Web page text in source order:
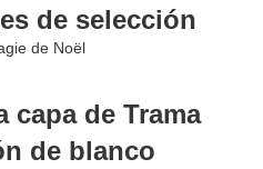
de selección
capa de Trama
de blanco